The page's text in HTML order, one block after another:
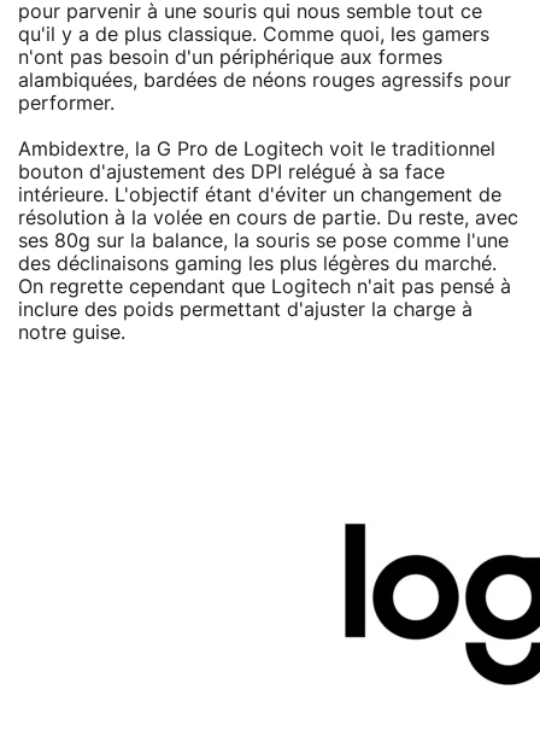
pour parvenir à une souris qui nous semble tout ce
qu'il y a de plus classique. Comme quoi, les gamers
n'ont pas besoin d'un périphérique aux formes
alambiquées, bardées de néons rouges agressifs pour
performer.
Ambidextre, la G Pro de Logitech voit le traditionnel
bouton d'ajustement des DPI relégué à sa face
intérieure. L'objectif étant d'éviter un changement de
résolution à la volée en cours de partie. Du reste, avec
ses 80g sur la balance, la souris se pose comme l'une
des déclinaisons gaming les plus légères du marché.
On regrette cependant que Logitech n'ait pas pensé à
inclure des poids permettant d'ajuster la charge à
notre guise.